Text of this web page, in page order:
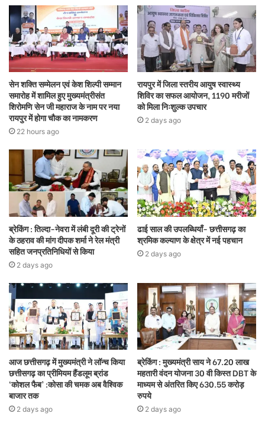
सेन शक्ति सम्मेलन एवं केश शिल्पी सम्मान
समारोह में शामिल हुए मुख्यमंत्रीसंत
शिरोमणि सेन जी महाराज के नाम पर नया
रायपुर में होगा चौक का नामकरण
22 hours ago
रायपुर में जिला स्तरीय आयुष स्वास्थ्य
शिविर का सफल आयोजन, 1190 मरीजों
को मिला निःशुल्क उपचार
2 days ago
ब्रेकिंग : तिल्दा-नेवरा में लंबी दूरी की ट्रेनों
के ठहराव की मांग दीपक शर्मा ने रेल मंत्री
सहित जनप्रतिनिधियों से किया
2 days ago
ढाई साल की उपलब्धियाँ- छत्तीसगढ़ का
श्रमिक कल्याण के क्षेत्र में नई पहचान
2 days ago
आज छत्तीसगढ़ में मुख्यमंत्री ने लॉन्च किया
छत्तीसगढ़ का प्रीमियम हैंडलूम ब्रांड
‘कोशल फैब’ :कोसा की चमक अब वैश्विक
बाजार तक
2 days ago
ब्रेकिंग : मुख्यमंत्री साय ने 67.20 लाख
महतारी वंदन योजना 30 वी किस्त DBT के
माध्यम से अंतरित किए 630.55 करोड़
रुपये
2 days ago